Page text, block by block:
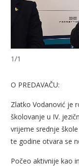
1/1
O PREDAVAČU:
Zlatko Vodanović je
školovanje u IV.
vrijeme srednje
te godine otvara se
Počeo aktivnije kao